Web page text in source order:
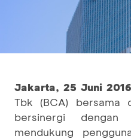
Jakarta, 25 Juni 2016
Tbk (BCA) bersama
bersinergi
mendukung